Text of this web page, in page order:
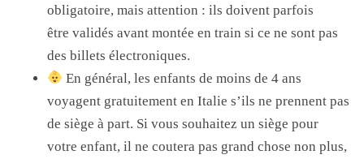
obligatoire, mais attention : ils doivent parfois
être validés avant montée en train si ce ne sont pas
des billets électroniques.
En général, les enfants de moins de 4 ans
voyagent gratuitement en Italie s’ils ne prennent pas
de siège à part. Si vous souhaitez un siège pour
votre enfant, il ne coutera pas grand chose non plus,